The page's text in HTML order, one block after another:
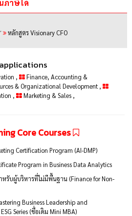
ภาษีได้
หลักสูตร Visionary CFO
,
Finance, Accounting &
& Organizational Development ,
, Marketing & Sales ,
Core Courses
Certification Program (AI-DMP)
Program in Business Data Analytics
รับผู้บริหารที่ไม่มีพื้นฐาน (Finance for Non-
Business Leadership and
Series (ชื่อเดิม Mini MBA)